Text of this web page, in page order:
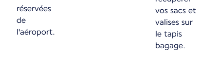
réservées
de
l'aéroport.
vos sacs et
valises sur
le tapis
bagage.